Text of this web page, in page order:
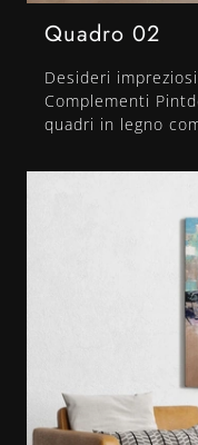
Quadro 02
Desideri
Complementi
quadri in legno